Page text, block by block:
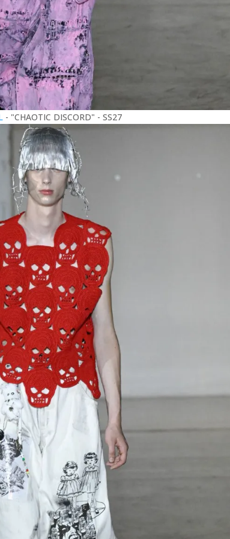
- "CHAOTIC DISCORD" - SS27